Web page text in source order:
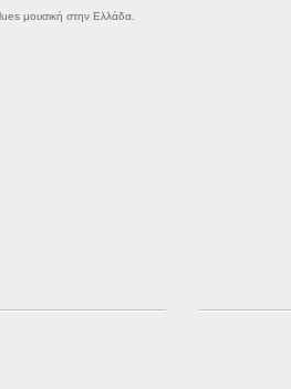
μουσική στην Ελλάδα.